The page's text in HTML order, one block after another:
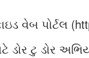
વેબ પોર્ટલ
ટુ ડોર